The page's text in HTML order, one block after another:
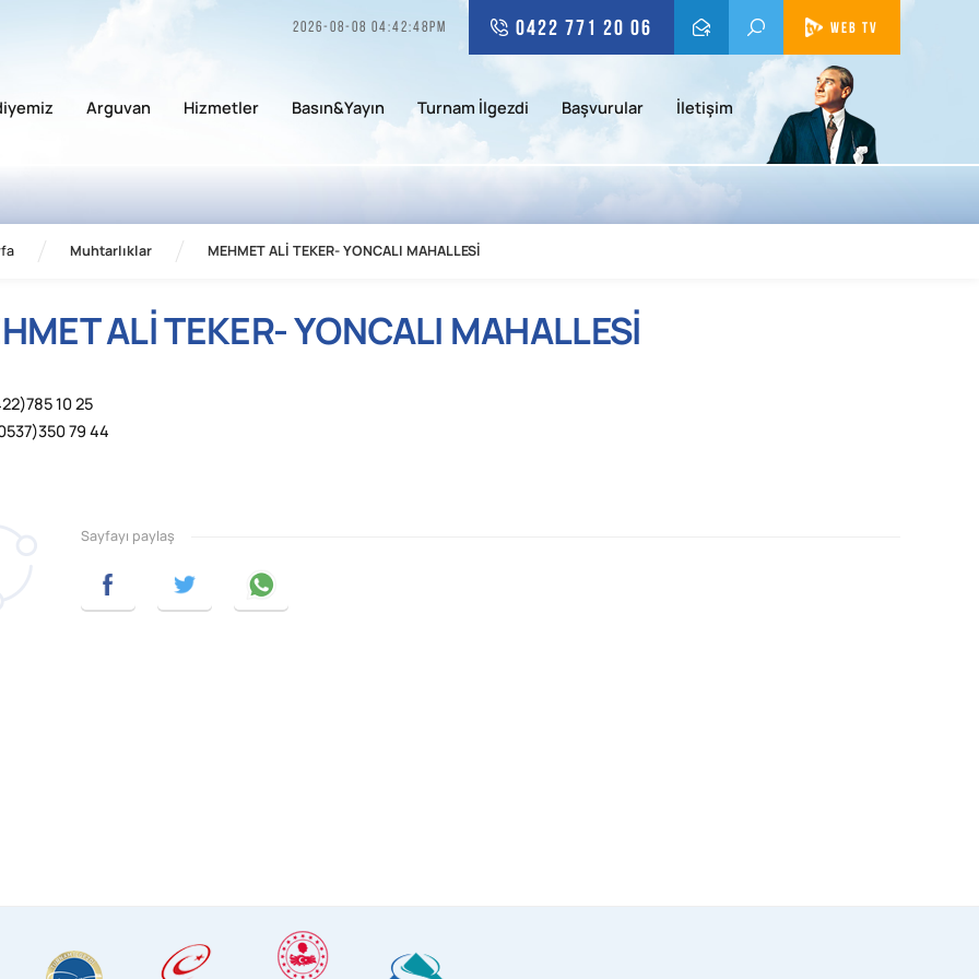
WEB TV
0422 771 20 06
2026-08-08 04:42:48pm
Arguvan Hizmetler Basın&Yayın Turnam İlgezdi Başvurular İletişim
Muhtarlıklar MEHMET ALİ TEKER- YONCALI MAHALLESİ
ALİ TEKER- YONCALI MAHALLESİ
10 25
79 44
Sayfayı paylaş